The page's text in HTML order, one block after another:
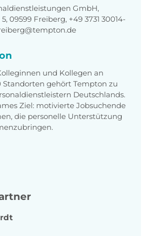
GmbH,
09599 Freiberg, +49 3731 30014-
und Kollegen an
Standorten gehört Tempton zu
Deutschlands.
Ziel: motivierte Jobsuchende
die personelle Unterstützung